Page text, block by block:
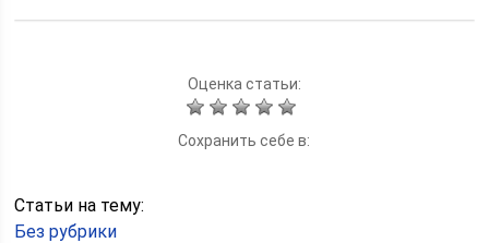
Оценка статьи:
Сохранить себе в:
Статьи на тему:
Без рубрики